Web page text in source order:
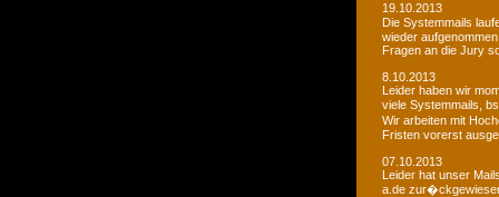
19.10.2013
Die Systemmails
wieder
Fragen an die Jury
8.10.2013
Leider haben wir
viele Systemmails,
Wir arbeiten mit
Fristen vorerst
07.10.2013
Leider hat unser
a.de